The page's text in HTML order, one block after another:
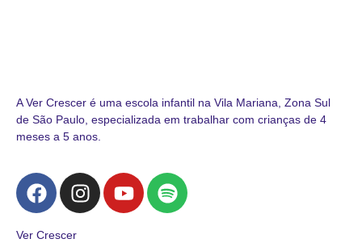
A Ver Crescer é uma escola infantil na Vila Mariana, Zona Sul
de São Paulo, especializada em trabalhar com crianças de 4
meses a 5 anos.
Ver Crescer